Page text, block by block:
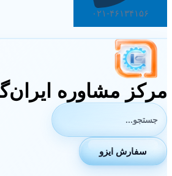
۰۲۱-۴۶۱۳۴۱۵۶
مرکز مشاوره
جستجوی:
سفارش ایزو